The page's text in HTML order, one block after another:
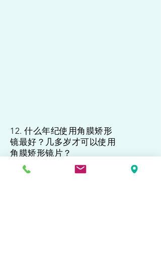
12. 什么年纪使用角膜矫形
镜最好？几多岁才可以使用
角膜矫形镜片？